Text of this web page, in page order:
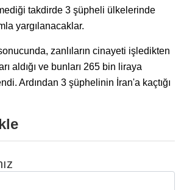
takdirde 3 şüpheli ülkelerinde
yargılanacaklar.
zanlıların cinayeti işledikten
aldığı ve bunları 265 bin liraya
Ardından 3 şüphelinin İran'a kaçtığı